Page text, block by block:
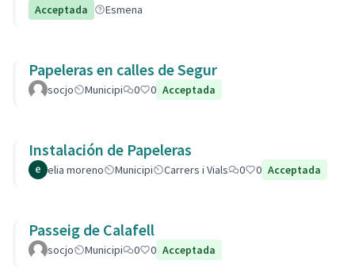
Acceptada
Esmena
Papeleras en calles de Segur
socjo Municipi 0 0 Acceptada
Instalación de Papeleras
elia moreno Municipi Carrers i Vials 0 0 Acceptada
Passeig de Calafell
socjo Municipi 0 0 Acceptada